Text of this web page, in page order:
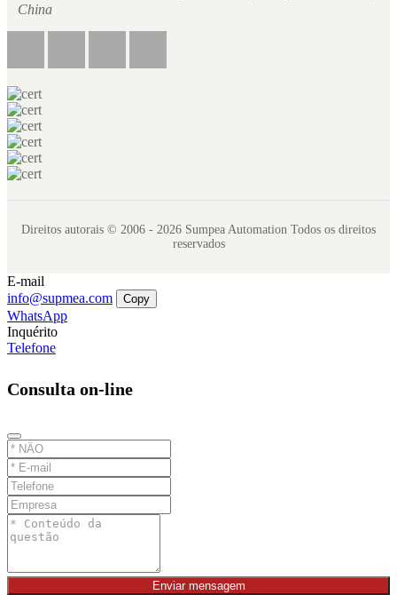
China
Direitos autorais © 2006 - 2026 Sumpea Automation Todos os direitos
reservados
E-mail
info@supmea.com
Copy
WhatsApp
Inquérito
Telefone
Consulta on-line
Enviar mensagem